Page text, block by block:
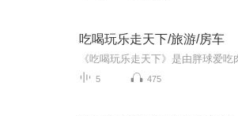
吃喝玩乐走天下/旅游/房车
5 475